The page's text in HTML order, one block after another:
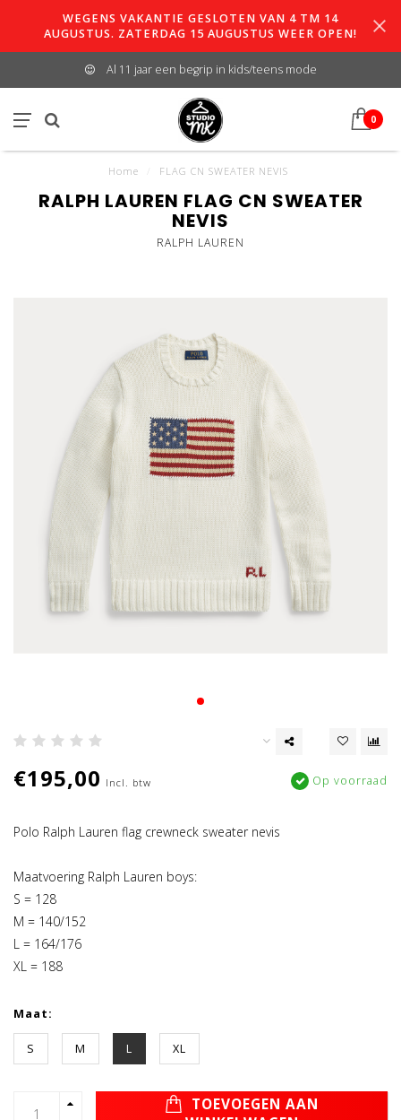
WEGENS VAKANTIE GESLOTEN VAN 4 TM 14
AUGUSTUS. ZATERDAG 15 AUGUSTUS WEER OPEN!
Al 11 jaar een begrip in kids/teens mode
0
Home FLAG CN SWEATER NEVIS
RALPH LAUREN FLAG CN SWEATER
NEVIS
RALPH LAUREN
€195,00 Incl. btw Op voorraad
Polo Ralph Lauren flag crewneck sweater nevis
Maatvoering Ralph Lauren boys:
S = 128
M = 140/152
L = 164/176
XL = 188
Maat:
S M L XL
TOEVOEGEN AAN